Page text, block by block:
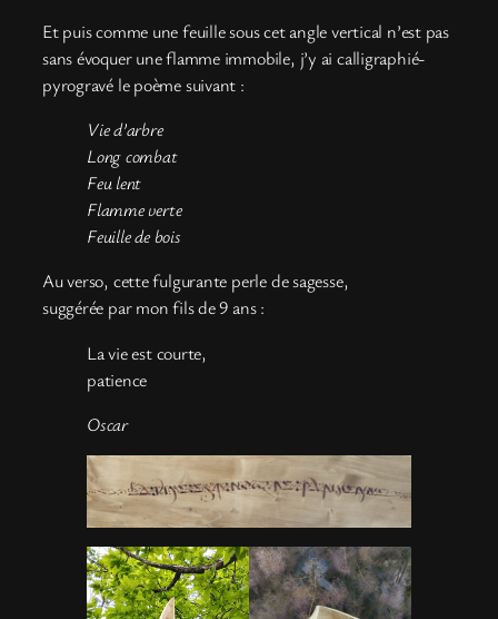
Et puis comme une feuille sous cet angle vertical n’est pas
sans évoquer une flamme immobile, j’y ai calligraphié-
pyrogravé le poème suivant :
Vie d’arbre
Long combat
Feu lent
Flamme verte
Feuille de bois
Au verso, cette fulgurante perle de sagesse,
suggérée par mon fils de 9 ans :
La vie est courte,
patience
Oscar